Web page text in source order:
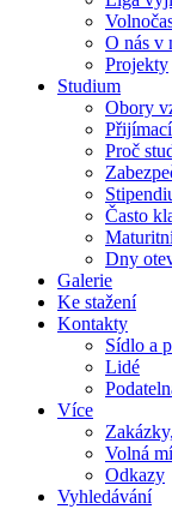
O nás v
Projekty
Studium
Obory
Proč
Často
Dny
Galerie
Ke stažení
Kontakty
Sídlo a
Lidé
Více
Volná
Odkazy
Vyhledávání